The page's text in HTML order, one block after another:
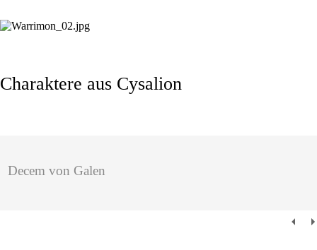
Charaktere aus Cysalion
Decem von Galen